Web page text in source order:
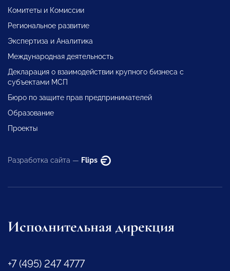
Комитеты и Комиссии
Региональное развитие
Экспертиза и Аналитика
Международная деятельность
Декларация о взаимодействии крупного бизнеса с
субъектами МСП
Бюро по защите прав предпринимателей
Образование
Проекты
Разработка сайта — Flips
Исполнительная дирекция
+7 (495) 247 4777